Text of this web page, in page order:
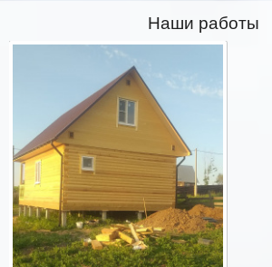
Наши работы